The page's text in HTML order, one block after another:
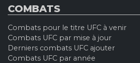
COMBATS
Combats pour le titre UFC à venir
Combats UFC par mise à jour
Derniers combats UFC ajouter
Combats UFC par année